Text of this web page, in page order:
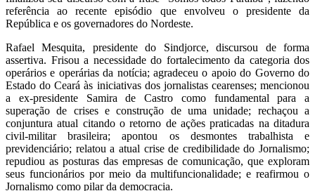
referência ao recente episódio que envolveu o presidente da
República e os governadores do Nordeste.
Rafael Mesquita, presidente do Sindjorce, discursou de forma
assertiva. Frisou a necessidade do fortalecimento da categoria dos
operários e operárias da notícia; agradeceu o apoio do Governo do
Estado do Ceará às iniciativas dos jornalistas cearenses; mencionou
a ex-presidente Samira de Castro como fundamental para a
superação de crises e construção de uma unidade; rechaçou a
conjuntura atual citando o retorno de ações praticadas na ditadura
civil-militar brasileira; apontou os desmontes trabalhista e
previdenciário; relatou a atual crise de credibilidade do Jornalismo;
repudiou as posturas das empresas de comunicação, que exploram
seus funcionários por meio da multifuncionalidade; e reafirmou o
Jornalismo como pilar da democracia.